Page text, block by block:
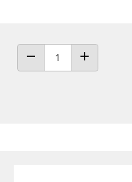
ANZAHL VERRINGERN
ANZAHL